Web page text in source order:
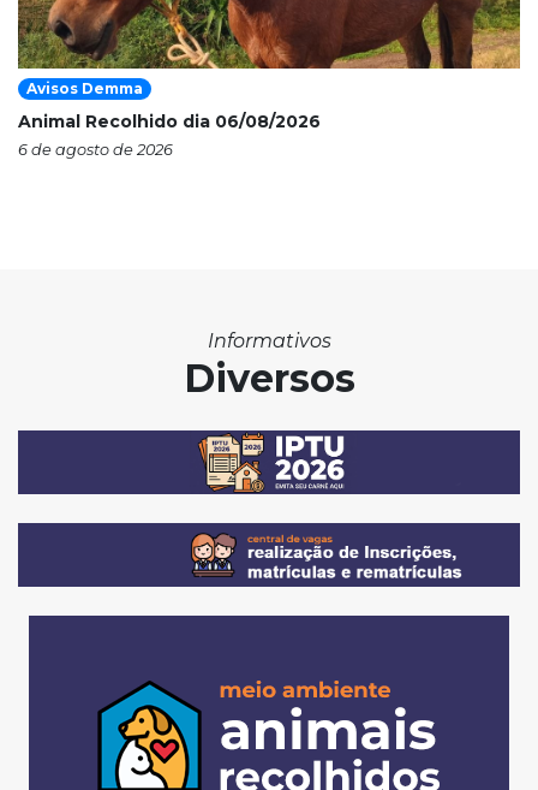
Avisos Demma
Animal Recolhido dia 06/08/2026
6 de agosto de 2026
Informativos
Diversos